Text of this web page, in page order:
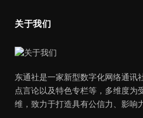
关于我们
东通社是一家新型数字化网络通讯
点言论以及特色专栏等，多维度为
维，致力于打造具有公信力、影响